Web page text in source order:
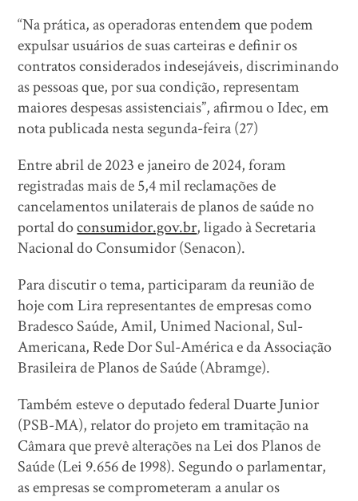
“Na prática, as operadoras entendem que podem
expulsar usuários de suas carteiras e definir os
contratos considerados indesejáveis, discriminando
as pessoas que, por sua condição, representam
maiores despesas assistenciais”, afirmou o Idec, em
nota publicada nesta segunda-feira (27)
Entre abril de 2023 e janeiro de 2024, foram
registradas mais de 5,4 mil reclamações de
cancelamentos unilaterais de planos de saúde no
portal doconsumidor.gov.br, ligado à Secretaria
Nacional do Consumidor (Senacon).
Para discutir o tema, participaram da reunião de
hoje com Lira representantes de empresas como
Bradesco Saúde, Amil, Unimed Nacional, Sul-
Americana, Rede Dor Sul-América e da Associação
Brasileira de Planos de Saúde (Abramge).
Também esteve o deputado federal Duarte Junior
(PSB-MA), relator do projeto em tramitação na
Câmara que prevê alterações na Lei dos Planos de
Saúde (Lei 9.656 de 1998). Segundo o parlamentar,
as empresas se comprometeram a anular os